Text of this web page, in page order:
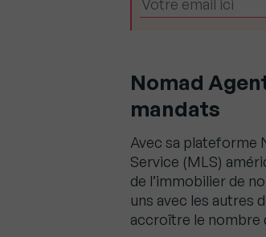
Nomad
mandats
Avec sa plateforme
Service (MLS)
de l’immobilier de
uns avec les autres
accroître le nombre